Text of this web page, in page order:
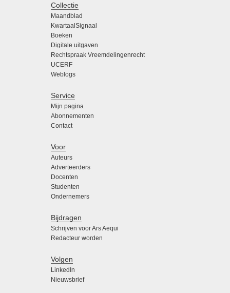
Collectie
Maandblad
KwartaalSignaal
Boeken
Digitale uitgaven
Rechtspraak Vreemdelingenrecht
UCERF
Weblogs
Service
Mijn pagina
Abonnementen
Contact
Voor
Auteurs
Adverteerders
Docenten
Studenten
Ondernemers
Bijdragen
Schrijven voor Ars Aequi
Redacteur worden
Volgen
LinkedIn
Nieuwsbrief